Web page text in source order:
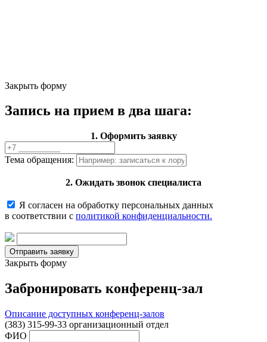
Закрыть форму
Запись на прием в два шага:
1. Оформить заявку
Тема обращения:
2. Ожидать звонок специалиста
Я согласен на обработку персональных данных
в соответствии с политикой конфиденциальности.
Закрыть форму
Забронировать конференц-зал
Описание доступных конференц-залов
(383) 315-99-33 организационный отдел
ФИО